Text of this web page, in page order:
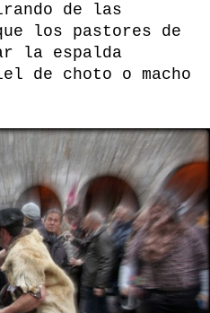
de las
los pastores de
la espalda
de choto o macho